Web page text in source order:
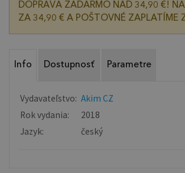
DOPRAVA ZADARMO NAD 34,90 €!
ZA 34,90 € A POŠTOVNÉ ZAPLATÍME
Info Dostupnosť Parametre
Vydavateľstvo: Akim CZ
Rok vydania:
2018
Jazyk:
český